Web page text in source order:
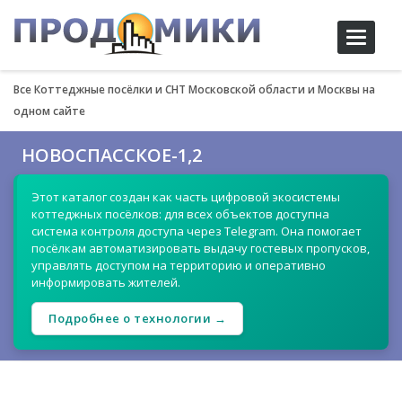
Toggle
Все Коттеджные посёлки и СНТ Московской области и Москвы на
одном сайте
НОВОСПАССКОЕ-1,2
Этот каталог создан как часть цифровой экосистемы
коттеджных посёлков: для всех объектов доступна
система контроля доступа через Telegram. Она помогает
посёлкам автоматизировать выдачу гостевых пропусков,
управлять доступом на территорию и оперативно
информировать жителей.
Подробнее о технологии →